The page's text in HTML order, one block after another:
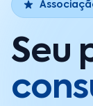
Seu